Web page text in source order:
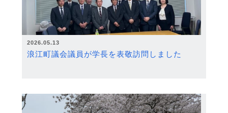
2026.05.13
浪江町議会議員が学長を表敬訪問しました